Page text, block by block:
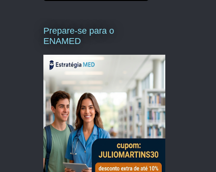
Prepare-se para o
ENAMED